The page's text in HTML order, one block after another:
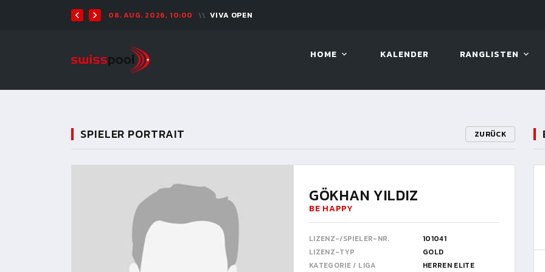
08. AUG. 2026, 10:00 VIVA OPEN
HOME KALENDER RANGLISTEN
SPIELER PORTRAIT ZURÜCK
GÖKHAN YILDIZ
BE HAPPY
LIZENZ-/SPIELER-NR.
101041
LIZENZ-TYP
GOLD
KATEGORIE / LIGA
HERREN ELITE